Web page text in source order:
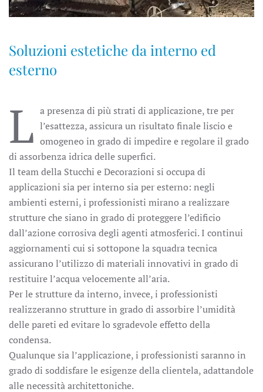
Soluzioni estetiche da interno ed
esterno
L a presenza di più strati di applicazione, tre per
l’esattezza, assicura un risultato finale liscio e
omogeneo in grado di impedire e regolare il grado
di assorbenza idrica delle superfici.
Il team della Stucchi e Decorazioni si occupa di
applicazioni sia per interno sia per esterno: negli
ambienti esterni, i professionisti mirano a realizzare
strutture che siano in grado di proteggere l’edificio
dall’azione corrosiva degli agenti atmosferici. I continui
aggiornamenti cui si sottopone la squadra tecnica
assicurano l’utilizzo di materiali innovativi in grado di
restituire l’acqua velocemente all’aria.
Per le strutture da interno, invece, i professionisti
realizzeranno strutture in grado di assorbire l’umidità
delle pareti ed evitare lo sgradevole effetto della
condensa.
Qualunque sia l’applicazione, i professionisti saranno in
grado di soddisfare le esigenze della clientela, adattandole
alle necessità architettoniche.